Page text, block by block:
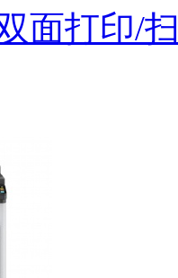
面打印/